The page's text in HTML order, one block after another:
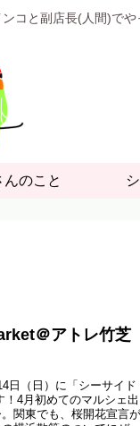
コと副店長(人間)でや
んのこと
＠アトレ竹芝
日（日）に「シーサイド
4月初めてのマルシェ出
関東でも、桜開花宣言